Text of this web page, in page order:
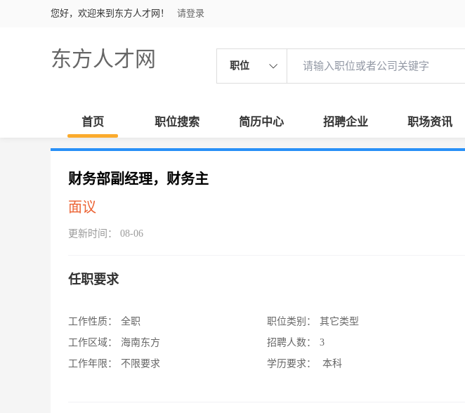
您好，欢迎来到东方人才网！ 请登录
东方人才网 职位
首页 职位搜索 简历中心 招聘企业 职场资讯
财务部副经理，财务主
面议
更新时间： 08-06
任职要求
工作性质：
全职
工作区域：
海南东方
工作年限：
不限要求
职位类别：
其它类型
招聘人数：
3
学历要求：
本科